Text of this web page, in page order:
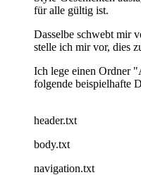
für alle gültig ist.
Dasselbe schwebt mir
stelle ich mir vor, dies
Ich lege einen Ordner
folgende beispielhafte
header.txt
body.txt
navigation.txt